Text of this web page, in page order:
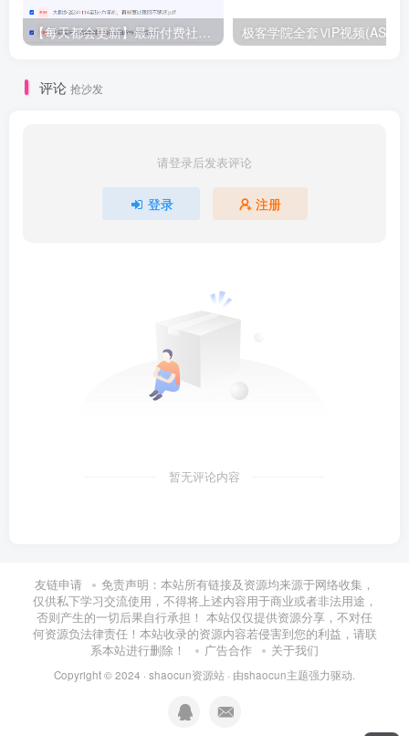
【每天都会更新】最新付费社群公众号文章 极客学院全套ⅥP视频(AS版)
评论 抢沙发
请登录后发表评论
登录 注册
暂无评论内容
友链申请
免责声明：本站所有链接及资源均来源于网络收集，
仅供私下学习交流使用，不得将上述内容用于商业或者非法用途，
否则产生的一切后果自行承担！ 本站仅仅提供资源分享，不对任
何资源负法律责任！本站收录的资源内容若侵害到您的利益，请联
系本站进行删除！
广告合作 关于我们
Copyright © 2024 · shaocun资源站 · 由shaocun主题强力驱动.